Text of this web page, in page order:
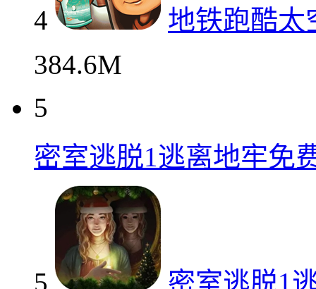
4
地铁跑酷太
384.6M
5
密室逃脱1逃离地牢免
5
密室逃脱1